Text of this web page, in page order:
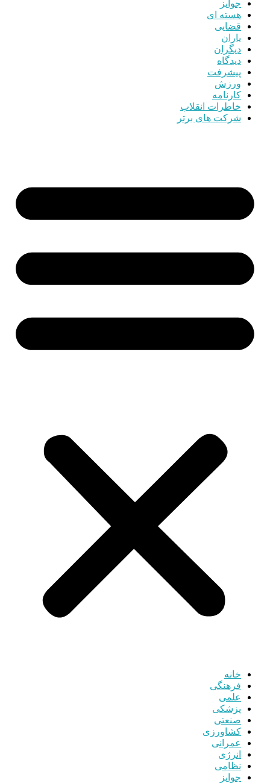
جوایز
هسته ای
قضایی
یاران
دیگران
دیدگاه
پیشرفت
ورزش
کارنامه
خاطرات انقلاب
شرکت های برتر
خانه
فرهنگی
علمی
پزشکی
صنعتی
کشاورزی
عمرانی
انرژی
نظامی
جوایز